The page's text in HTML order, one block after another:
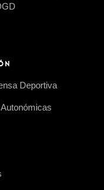
Deportiva